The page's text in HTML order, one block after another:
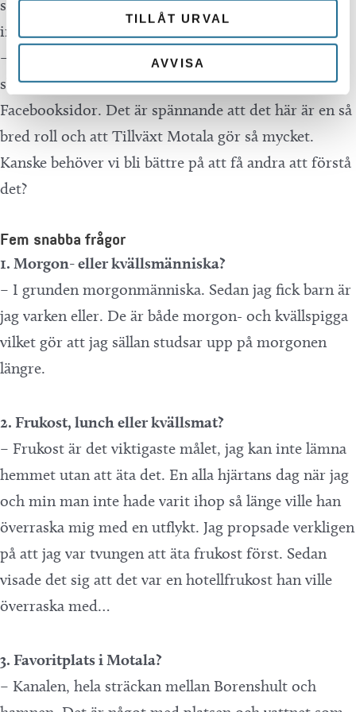
TILLÅT URVAL
AVVISA
som drivs under Tillväxt Motalas kappa, utan att
inse det.
– Till exempel som Motala centrum, Bråstorp
shopping och Motala, Östergötlands sjöstads
Facebooksidor. Det är spännande att det här är en så
bred roll och att Tillväxt Motala gör så mycket.
Kanske behöver vi bli bättre på att få andra att förstå
det?
Fem snabba frågor
1. Morgon- eller kvällsmänniska?
– I grunden morgonmänniska. Sedan jag fick barn är
jag varken eller. De är både morgon- och kvällspigga
vilket gör att jag sällan studsar upp på morgonen
längre.
2. Frukost, lunch eller kvällsmat?
– Frukost är det viktigaste målet, jag kan inte lämna
hemmet utan att äta det. En alla hjärtans dag när jag
och min man inte hade varit ihop så länge ville han
överraska mig med en utflykt. Jag propsade verkligen
på att jag var tvungen att äta frukost först. Sedan
visade det sig att det var en hotellfrukost han ville
överraska med…
3. Favoritplats i Motala?
– Kanalen, hela sträckan mellan Borenshult och